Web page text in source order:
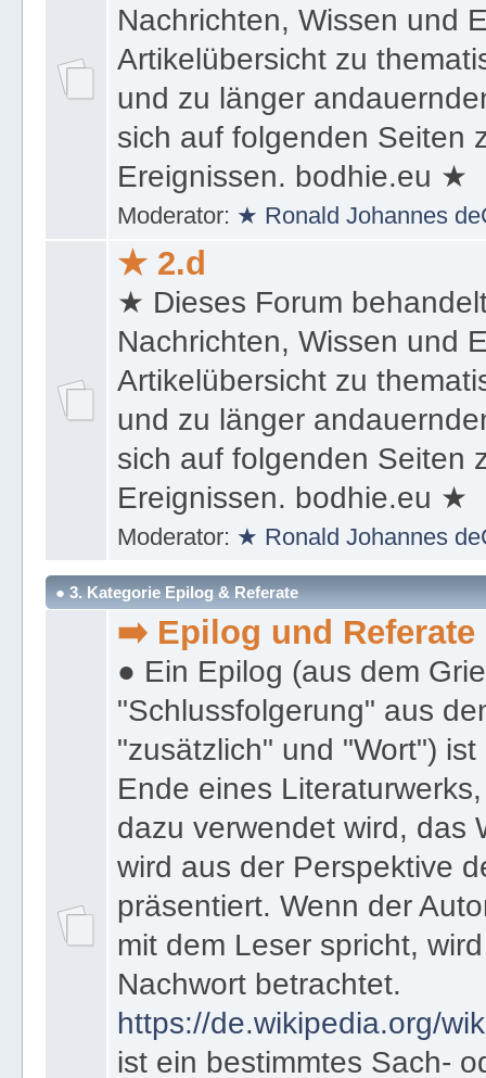
Nachrichten, Wissen und
Artikelübersicht zu
und zu länger
sich auf folgenden Seiten
Ereignissen. bodhie.eu ★
Moderator: ★ Ronald Johannes
★ 2.d
★ Dieses Forum
Nachrichten, Wissen und
Artikelübersicht zu
und zu länger
sich auf folgenden Seiten
Ereignissen. bodhie.eu ★
Moderator: ★ Ronald Johannes
● 3. Kategorie Epilog & Referate
➡️ Epilog und Referate
● Ein Epilog (aus dem
"Schlussfolgerung" aus
"zusätzlich" und "Wort")
Ende eines
dazu verwendet wird, das
wird aus der Perspektive
präsentiert. Wenn der
mit dem Leser spricht,
Nachwort betrachtet.
https://de.wikipedia.org/
ist ein bestimmtes Sach-